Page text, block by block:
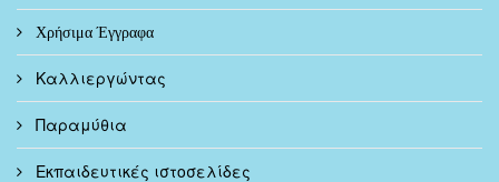
Χρήσιμα Έγγραφα
Καλλιεργώντας
Παραμύθια
Εκπαιδευτικές ιστοσελίδες